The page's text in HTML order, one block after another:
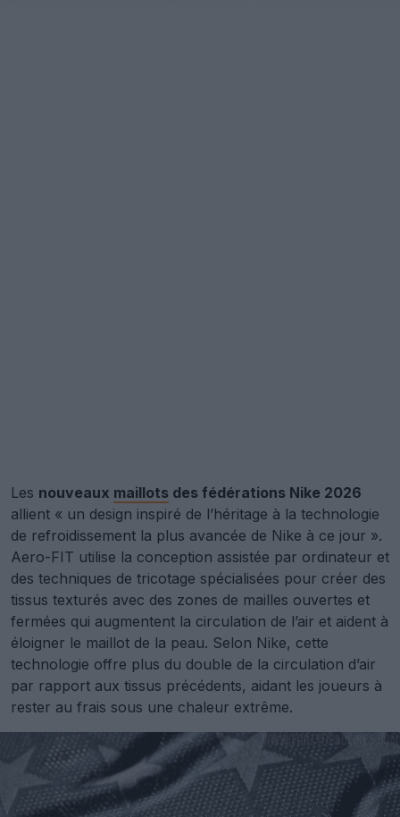
Les nouveaux maillots des fédérations Nike 2026
allient « un design inspiré de l’héritage à la technologie
de refroidissement la plus avancée de Nike à ce jour ».
Aero-FIT utilise la conception assistée par ordinateur et
des techniques de tricotage spécialisées pour créer des
tissus texturés avec des zones de mailles ouvertes et
fermées qui augmentent la circulation de l’air et aident à
éloigner le maillot de la peau. Selon Nike, cette
technologie offre plus du double de la circulation d’air
par rapport aux tissus précédents, aidant les joueurs à
rester au frais sous une chaleur extrême.